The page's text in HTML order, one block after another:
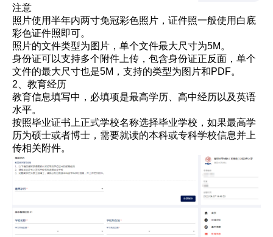
注意
照片使用半年内两寸免冠彩色照片，证件照一般使用白底
彩色证件照即可。
照片的文件类型为图片，单个文件最大尺寸为5M。
身份证可以支持多个附件上传，包含身份证正反面，单个
文件的最大尺寸也是5M，支持的类型为图片和PDF。
2、教育经历
教育信息填写中，必填项是最高学历、高中经历以及英语
水平。
按照毕业证书上正式学校名称选择毕业学校，如果最高学
历为硕士或者博士，需要就读的本科或专科学校信息并上
传相关附件。